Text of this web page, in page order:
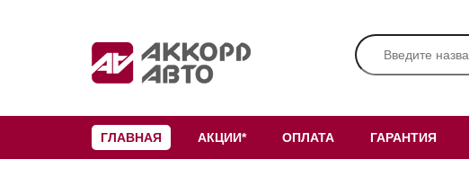
ГЛАВНАЯ АКЦИИ* ОПЛАТА ГАРАНТИЯ